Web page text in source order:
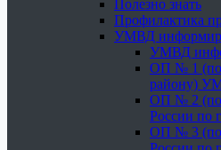
Полезно знать
Профилактика
УМВД
УМВД
ОП № 1 (по
району)
ОП № 2 (по
России по
ОП № 3 (по